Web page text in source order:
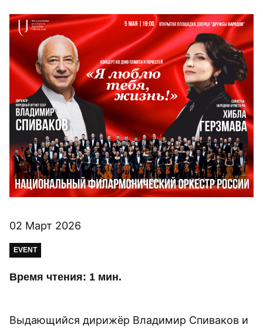
02 Март 2026
EVENT
Время чтения: 1 мин.
Выдающийся дирижёр Владимир Спиваков и